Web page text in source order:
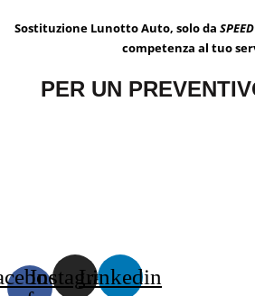
Sostituzione Lunotto Auto, solo da SPEED
competenza al tuo
PER UN
InstagramLinkedin